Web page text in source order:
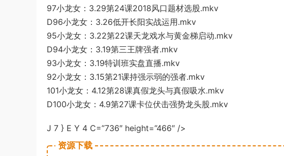
97小龙女：3.29第24课2018风口题材选股.mkv
D96小龙女：3.26低开长阳实战运用.mkv
95小龙女：3.22第22课天龙戏水与黄金梯启动.mkv
D94小龙女：3.19第三王牌强者.mkv
93小龙女：3.19特训班实盘直播.mkv
92小龙女：3.15第21课持强示弱的强者.mkv
101小龙女：4.12第28课真假龙头与真假吸水.mkv
D100小龙女： 4.9第27课卡位伏击强势龙头股.mkv
J 7 } E Y 4 C=”736″ height=”466″ />
资源下载